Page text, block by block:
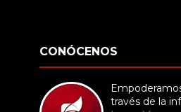
CONÓCENOS
través de la